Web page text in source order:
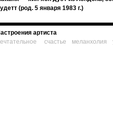
(род. 5 января 1983 г.)
артиста
счастье меланхолия